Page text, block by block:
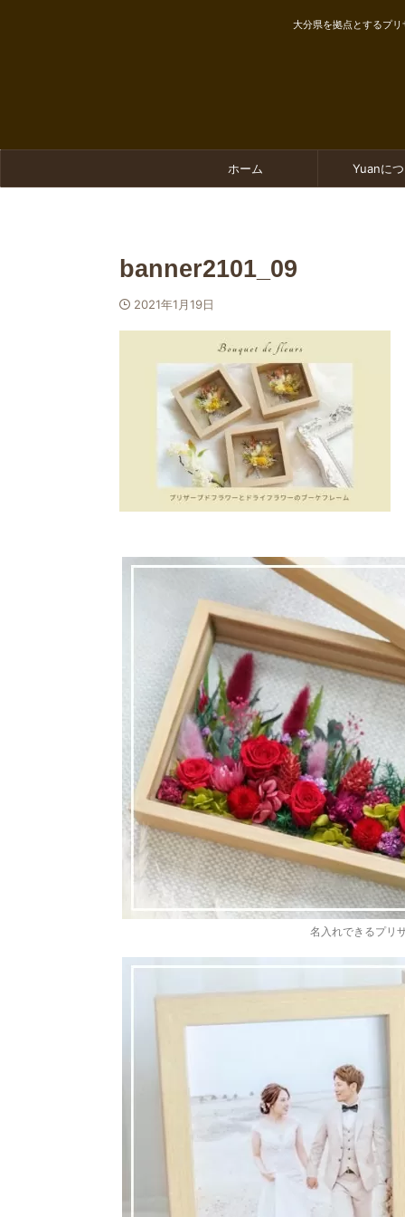
大分県を拠点とするプ
ホーム Yuanに
banner2101_09
2021年1月19日
名入れできるプリ